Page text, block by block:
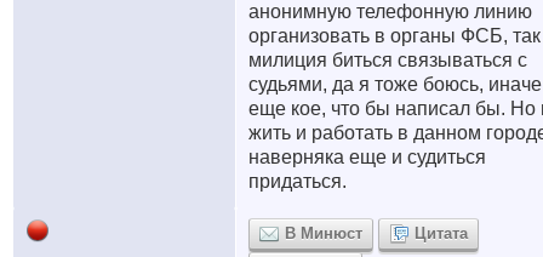
анонимную телефонную линию
организовать в органы ФСБ, так
милиция биться связываться с
судьями, да я тоже боюсь,
еще кое, что бы написал бы. Но
жить и работать в данном
наверняка еще и судиться
придаться.
В Минюст
Цитата